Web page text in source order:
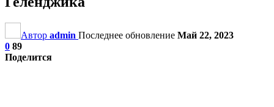
Автор admin Последнее обновление Май 22, 2023
0 89
Поделится